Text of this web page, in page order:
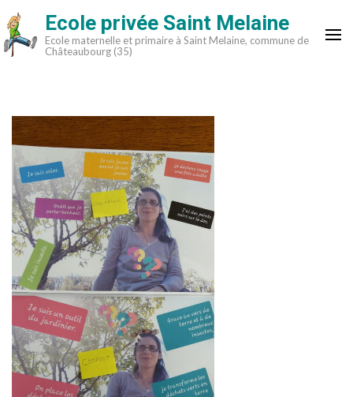
Aller
au
contenu
Ecole privée Saint Melaine
Ecole maternelle et primaire à Saint Melaine, commune de
Châteaubourg (35)